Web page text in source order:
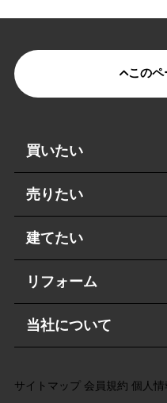
このペ
買いたい
売りたい
建てたい
リフォーム
当社について
サイトマップ 会員規約 個人情